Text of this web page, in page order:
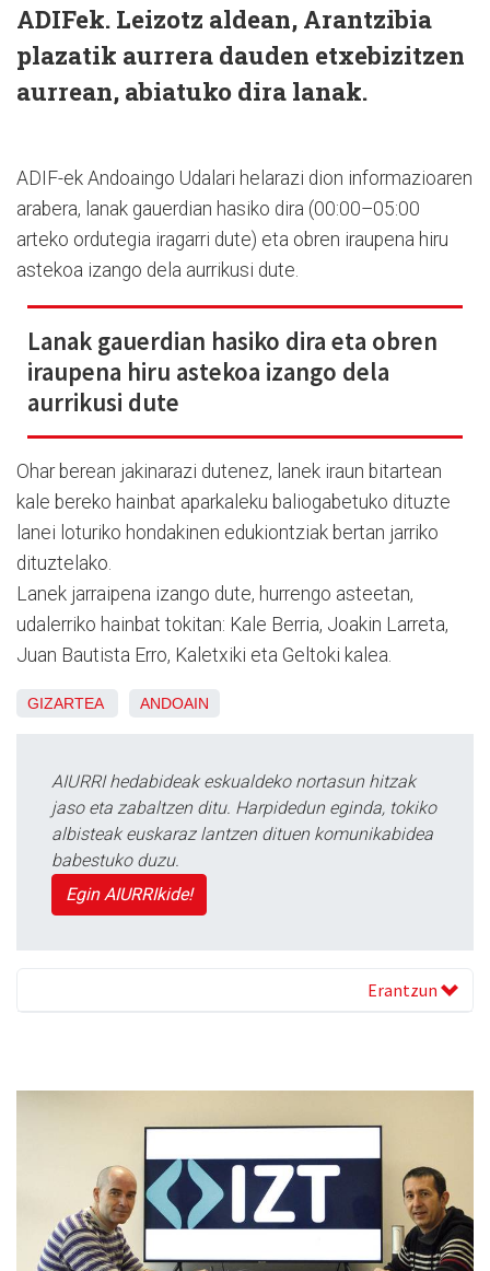
ADIFek. Leizotz aldean, Arantzibia
plazatik aurrera dauden etxebizitzen
aurrean, abiatuko dira lanak.
ADIF-ek Andoaingo Udalari helarazi dion informazioaren
arabera, lanak gauerdian hasiko dira (00:00–05:00
arteko ordutegia iragarri dute) eta obren iraupena hiru
astekoa izango dela aurrikusi dute.
Lanak gauerdian hasiko dira eta obren
iraupena hiru astekoa izango dela
aurrikusi dute
Ohar berean jakinarazi dutenez, lanek iraun bitartean
kale bereko hainbat aparkaleku baliogabetuko dituzte
lanei loturiko hondakinen edukiontziak bertan jarriko
dituztelako.
Lanek jarraipena izango dute, hurrengo asteetan,
udalerriko hainbat tokitan: Kale Berria, Joakin Larreta,
Juan Bautista Erro, Kaletxiki eta Geltoki kalea.
GIZARTEA ANDOAIN
AIURRI hedabideak eskualdeko nortasun hitzak
jaso eta zabaltzen ditu. Harpidedun eginda, tokiko
albisteak euskaraz lantzen dituen komunikabidea
babestuko duzu.
Egin AIURRIkide!
Erantzun